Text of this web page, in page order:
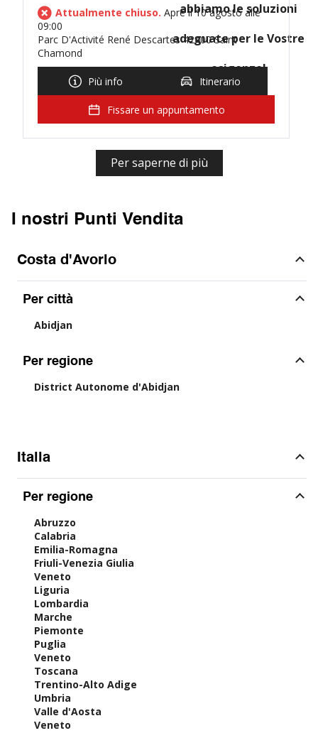
abbiamo le soluzioni
adeguate per le Vostre
esigenze!
Attualmente chiuso. Apre il 10 agosto alle
09:00
Parc D'Activité René Descartes 42400 Saint
Chamond
Più info Itinerario
Fissare un appuntamento
Per saperne di più
I nostri Punti Vendita
Costa d'Avorio
Per città
Abidjan
Per regione
District Autonome d'Abidjan
Italia
Per regione
Abruzzo
Calabria
Emilia-Romagna
Friuli-Venezia Giulia
Veneto
Liguria
Lombardia
Marche
Piemonte
Puglia
Veneto
Toscana
Trentino-Alto Adige
Umbria
Valle d'Aosta
Veneto